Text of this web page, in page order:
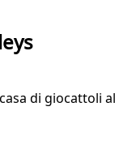
di giocattoli